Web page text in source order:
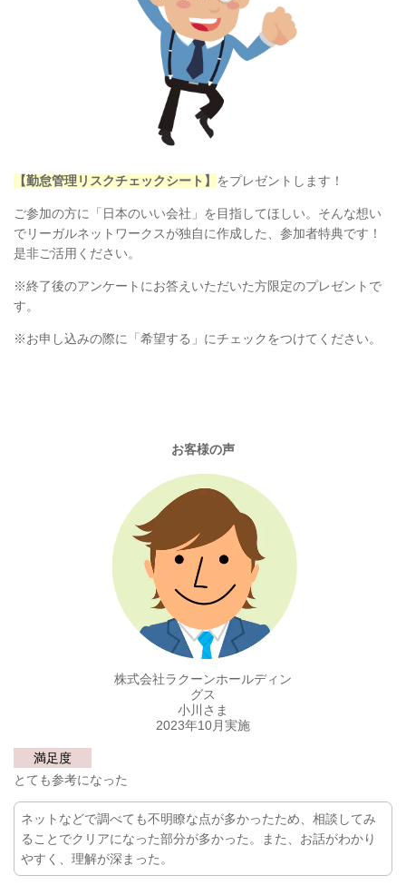
【勤怠管理リスクチェックシート】 をプレゼントします！
ご参加の方に「日本のいい会社」を目指してほしい。そんな想い
でリーガルネットワークスが独自に作成した、参加者特典です！
是非ご活用ください。
※終了後のアンケートにお答えいただいた方限定のプレゼントで
す。
※お申し込みの際に「希望する」にチェックをつけてください。
お客様の声
株式会社ラクーンホールディン
グス
小川さま
2023年10月実施
満足度
とても参考になった
ネットなどで調べても不明瞭な点が多かったため、相談してみ
ることでクリアになった部分が多かった。また、お話がわかり
やすく、理解が深まった。